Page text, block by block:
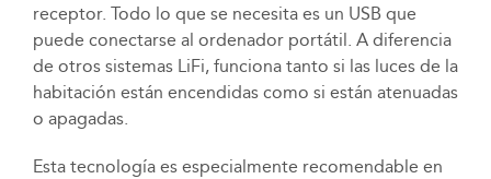
receptor. Todo lo que se necesita es un USB que
puede conectarse al ordenador portátil. A diferencia
de otros sistemas LiFi, funciona tanto si las luces de la
habitación están encendidas como si están atenuadas
o apagadas.
Esta tecnología es especialmente recomendable en